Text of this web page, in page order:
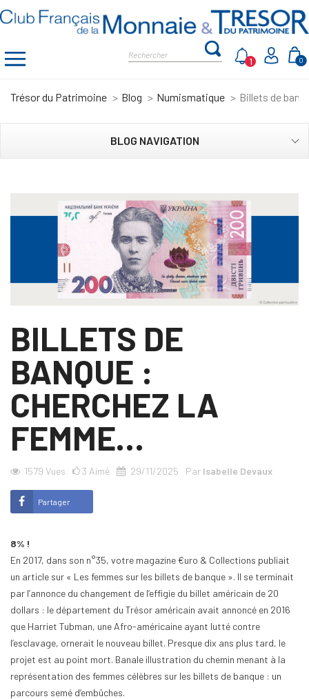
0
1
Trésor du Patrimoine Blog Numismatique Billets de
BLOG NAVIGATION
BILLETS DE
BANQUE :
CHERCHEZ LA
FEMME…
1579 Vues 3 Aimé 29/11/2025 Par Isabelle Devaux
Partager
8% !
En 2017, dans son n°35, votre magazine €uro & Collections publiait
un article sur « Les femmes sur les billets de banque ». Il se terminait
par l’annonce du changement de l’effigie du billet américain de 20
dollars : le département du Trésor américain avait annoncé en 2016
que Harriet Tubman, une Afro-américaine ayant lutté contre
l’esclavage, ornerait le nouveau billet. Presque dix ans plus tard, le
projet est au point mort. Banale illustration du chemin menant à la
représentation des femmes célèbres sur les billets de banque : un
parcours semé d’embûches.